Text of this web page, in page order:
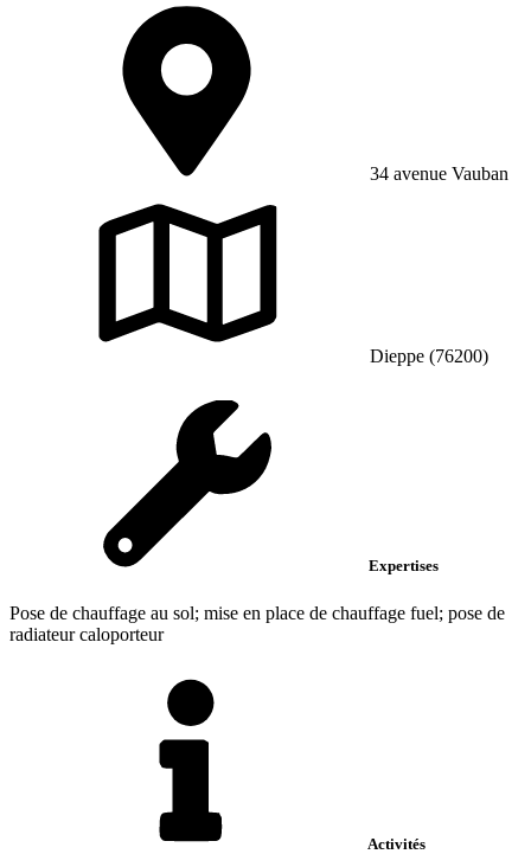
34 avenue Vauban
Dieppe (76200)
Expertises
Pose de chauffage au sol; mise en place de chauffage fuel; pose de
radiateur caloporteur
Activités